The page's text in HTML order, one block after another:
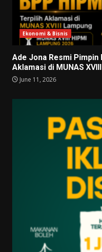
Ekonomi & Bisnis
Ade Jona Resmi Pimpin
Aklamasi di MUNAS
June 11, 2026